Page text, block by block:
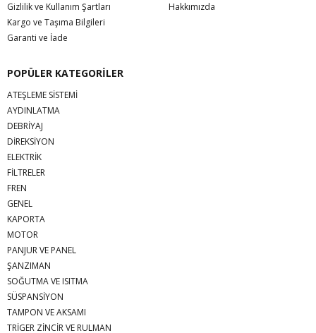
Gizlilik ve Kullanım Şartları
Kargo ve Taşıma Bilgileri
Garanti ve İade
Hakkımızda
POPÜLER KATEGORİLER
ATEŞLEME SİSTEMİ
AYDINLATMA
DEBRİYAJ
DİREKSİYON
ELEKTRİK
FİLTRELER
FREN
GENEL
KAPORTA
MOTOR
PANJUR VE PANEL
ŞANZIMAN
SOĞUTMA VE ISITMA
SÜSPANSİYON
TAMPON VE AKSAMI
TRİGER ZİNCİR VE RULMAN